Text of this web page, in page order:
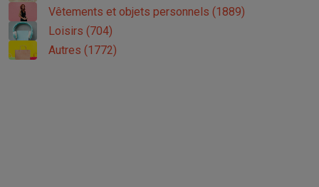
Vêtements et objets personnels (1889)
Loisirs (704)
Autres (1772)